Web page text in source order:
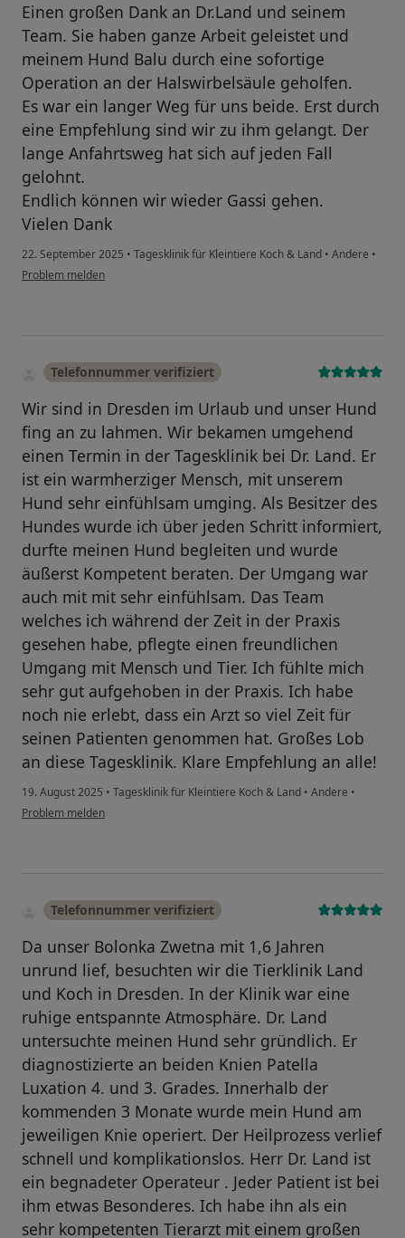
Einen großen Dank an Dr.Land und seinem
Team. Sie haben ganze Arbeit geleistet und
meinem Hund Balu durch eine sofortige
Operation an der Halswirbelsäule geholfen.
Es war ein langer Weg für uns beide. Erst durch
eine Empfehlung sind wir zu ihm gelangt. Der
lange Anfahrtsweg hat sich auf jeden Fall
gelohnt.
Endlich können wir wieder Gassi gehen.
Vielen Dank
22. September 2025 • Tagesklinik für Kleintiere Koch & Land • Andere •
Problem melden
Telefonnummer verifiziert
Wir sind in Dresden im Urlaub und unser Hund
fing an zu lahmen. Wir bekamen umgehend
einen Termin in der Tagesklinik bei Dr. Land. Er
ist ein warmherziger Mensch, mit unserem
Hund sehr einfühlsam umging. Als Besitzer des
Hundes wurde ich über jeden Schritt informiert,
durfte meinen Hund begleiten und wurde
äußerst Kompetent beraten. Der Umgang war
auch mit mit sehr einfühlsam. Das Team
welches ich während der Zeit in der Praxis
gesehen habe, pflegte einen freundlichen
Umgang mit Mensch und Tier. Ich fühlte mich
sehr gut aufgehoben in der Praxis. Ich habe
noch nie erlebt, dass ein Arzt so viel Zeit für
seinen Patienten genommen hat. Großes Lob
an diese Tagesklinik. Klare Empfehlung an alle!
19. August 2025 • Tagesklinik für Kleintiere Koch & Land • Andere •
Problem melden
Telefonnummer verifiziert
Da unser Bolonka Zwetna mit 1,6 Jahren
unrund lief, besuchten wir die Tierklinik Land
und Koch in Dresden. In der Klinik war eine
ruhige entspannte Atmosphäre. Dr. Land
untersuchte meinen Hund sehr gründlich. Er
diagnostizierte an beiden Knien Patella
Luxation 4. und 3. Grades. Innerhalb der
kommenden 3 Monate wurde mein Hund am
jeweiligen Knie operiert. Der Heilprozess verlief
schnell und komplikationslos. Herr Dr. Land ist
ein begnadeter Operateur . Jeder Patient ist bei
ihm etwas Besonderes. Ich habe ihn als ein
sehr kompetenten Tierarzt mit einem großen